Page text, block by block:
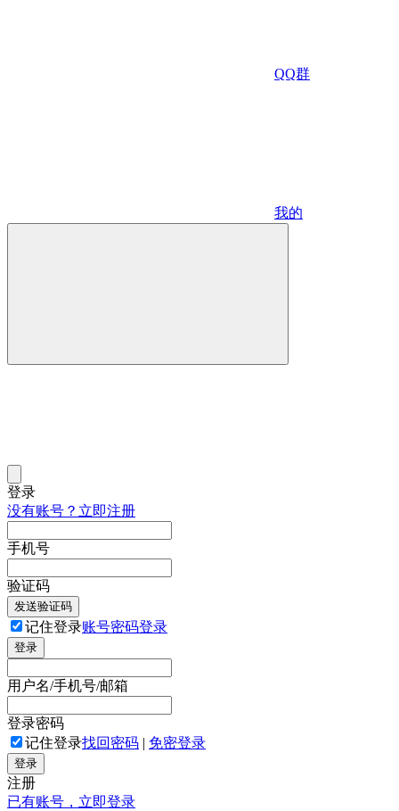
QQ群
我的
登录
没有账号？立即注册
手机号
验证码
发送验证码
记住登录账号密码登录
登录
用户名/手机号/邮箱
登录密码
记住登录找回密码 | 免密登录
登录
注册
已有账号，立即登录